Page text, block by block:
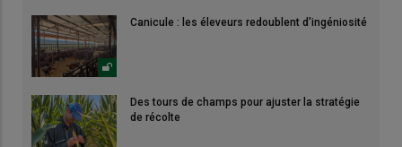
Canicule : les éleveurs redoublent d'ingéniosité
Des tours de champs pour ajuster la stratégie
de récolte